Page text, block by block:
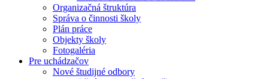
Organizačná štruktúra
Správa o činnosti školy
Plán práce
Objekty školy
Fotogaléria
Pre uchádzačov
Nové študijné odbory